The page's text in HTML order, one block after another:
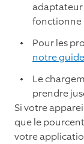
adaptateur
fonctionne
Pour les
notre
Le
prendre
Si votre
que le
votre